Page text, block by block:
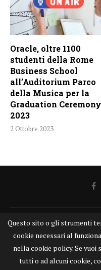
Oracle, oltre 1100
studenti della Rome
Business School
all’Auditorium Parco
della Musica per la
Graduation Ceremony
2023
2 Ottobre 2023
Home Chi siamo
Privacy
KONGnews ©KONG
Questo sito o gli strumenti
cookie necessari al
nella cookie policy. Se vuoi
tutti o ad alcuni cookie,